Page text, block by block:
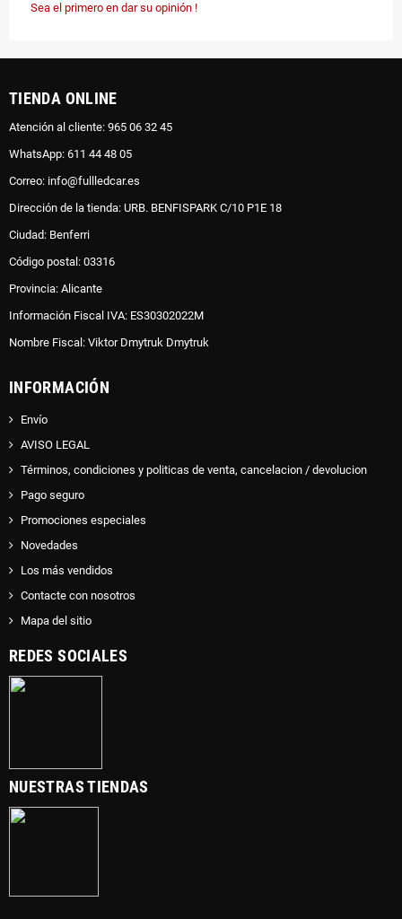
Sea el primero en dar su opinión !
TIENDA ONLINE
Atención al cliente: 965 06 32 45
WhatsApp: 611 44 48 05
Correo: info@fullledcar.es
Dirección de la tienda: URB. BENFISPARK C/10 P1E 18
Ciudad: Benferri
Código postal: 03316
Provincia: Alicante
Información Fiscal IVA: ES30302022M
Nombre Fiscal: Viktor Dmytruk Dmytruk
INFORMACIÓN
Envío
AVISO LEGAL
Términos, condiciones y politicas de venta, cancelacion / devolucion
Pago seguro
Promociones especiales
Novedades
Los más vendidos
Contacte con nosotros
Mapa del sitio
REDES SOCIALES
NUESTRAS TIENDAS